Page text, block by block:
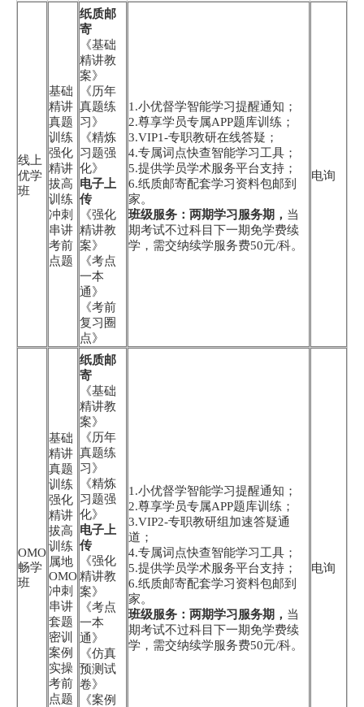
线上
优学
班
基础
精讲
真题
训练
强化
精讲
拔高
训练
冲刺
串讲
考前
点题
纸质邮
寄
《基础
精讲教
案》
《历年
真题练
习》
《精炼
习题强
化》
电子上
传
《强化
精讲教
案》
《考点
一本
通》
《考前
复习圈
点》
1.小优督学智能学习提醒通知；
2.尊享学员专属APP题库训练；
3.VIP1-专职教研在线答疑；
4.专属词点快查智能学习工具；
5.提供学员学术服务平台支持；
6.纸质邮寄配套学习资料包邮到
家。
班级服务：两期学习服务期， 当
期考试不过科目下一期免学费续
学，需交纳续学服务费50元/科。
电询
OMO
畅学
班
基础
精讲
真题
训练
强化
精讲
拔高
训练
属地
OMO
冲刺
串讲
套题
密训
案例
实操
考前
点题
纸质邮
寄
《基础
精讲教
案》
《历年
真题练
习》
《精炼
习题强
化》
电子上
传
《强化
精讲教
案》
《考点
一本
通》
《仿真
预测试
卷》
《案例
1.小优督学智能学习提醒通知；
2.尊享学员专属APP题库训练；
3.VIP2-专职教研组加速答疑通
道；
4.专属词点快查智能学习工具；
5.提供学员学术服务平台支持；
6.纸质邮寄配套学习资料包邮到
家。
班级服务：两期学习服务期， 当
期考试不过科目下一期免学费续
学，需交纳续学服务费50元/科。
电询